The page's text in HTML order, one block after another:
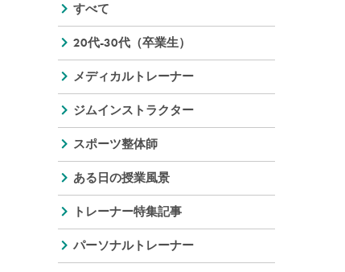
すべて
20代-30代（卒業生）
メディカルトレーナー
ジムインストラクター
スポーツ整体師
ある日の授業風景
トレーナー特集記事
パーソナルトレーナー